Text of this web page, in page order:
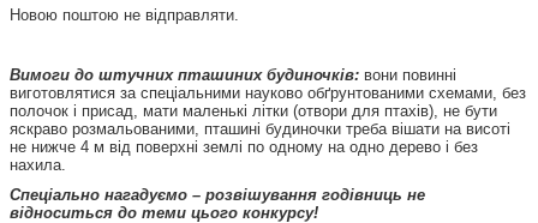
Новою поштою не відправляти.
Вимоги до штучних пташиних будиночків: вони повинні
виготовлятися за спеціальними науково обґрунтованими схемами, без
полочок і присад, мати маленькі літки (отвори для птахів), не бути
яскраво розмальованими, пташині будиночки треба вішати на висоті
не нижче 4 м від поверхні землі по одному на одно дерево і без
нахила.
Спеціально нагадуємо – розвішування годівниць не
відноситься до теми цього конкурсу!